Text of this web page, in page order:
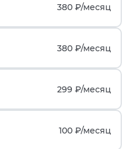
380 ₽/месяц
380 ₽/месяц
299 ₽/месяц
100 ₽/месяц